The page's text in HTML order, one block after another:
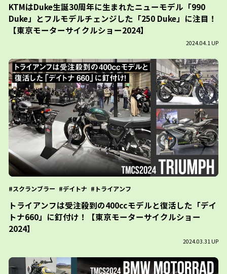
KTMはDuke生誕30周年に生まれたニューモデル「990
Duke」とフルモデルチェンジした「250 Duke」に注目！
【東京モーターサイクルショー2024】
2024.04.1 UP
スクランブラー デイトナ トライアンフ
トライアンフは受注殺到の400ccモデルと復活した「デイ
トナ660」に釘付け！【東京モーターサイクルショー
2024】
2024.03.31 UP